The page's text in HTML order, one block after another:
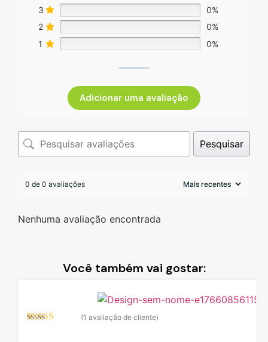
3
0%
2
0%
1
0%
Adicionar uma avaliação
Pesquisar
0 de 0 avaliações
Nenhuma avaliação encontrada
Você também vai gostar:
(1 avaliação de cliente)